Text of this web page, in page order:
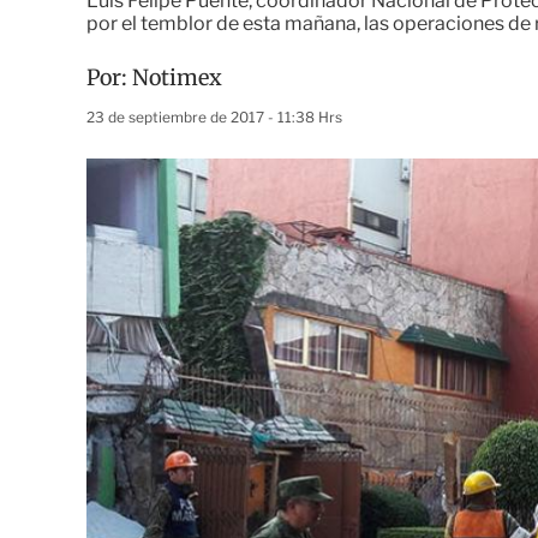
por el temblor de esta mañana, las operaciones
Por: Notimex
23 de septiembre de 2017 - 11:38 Hrs